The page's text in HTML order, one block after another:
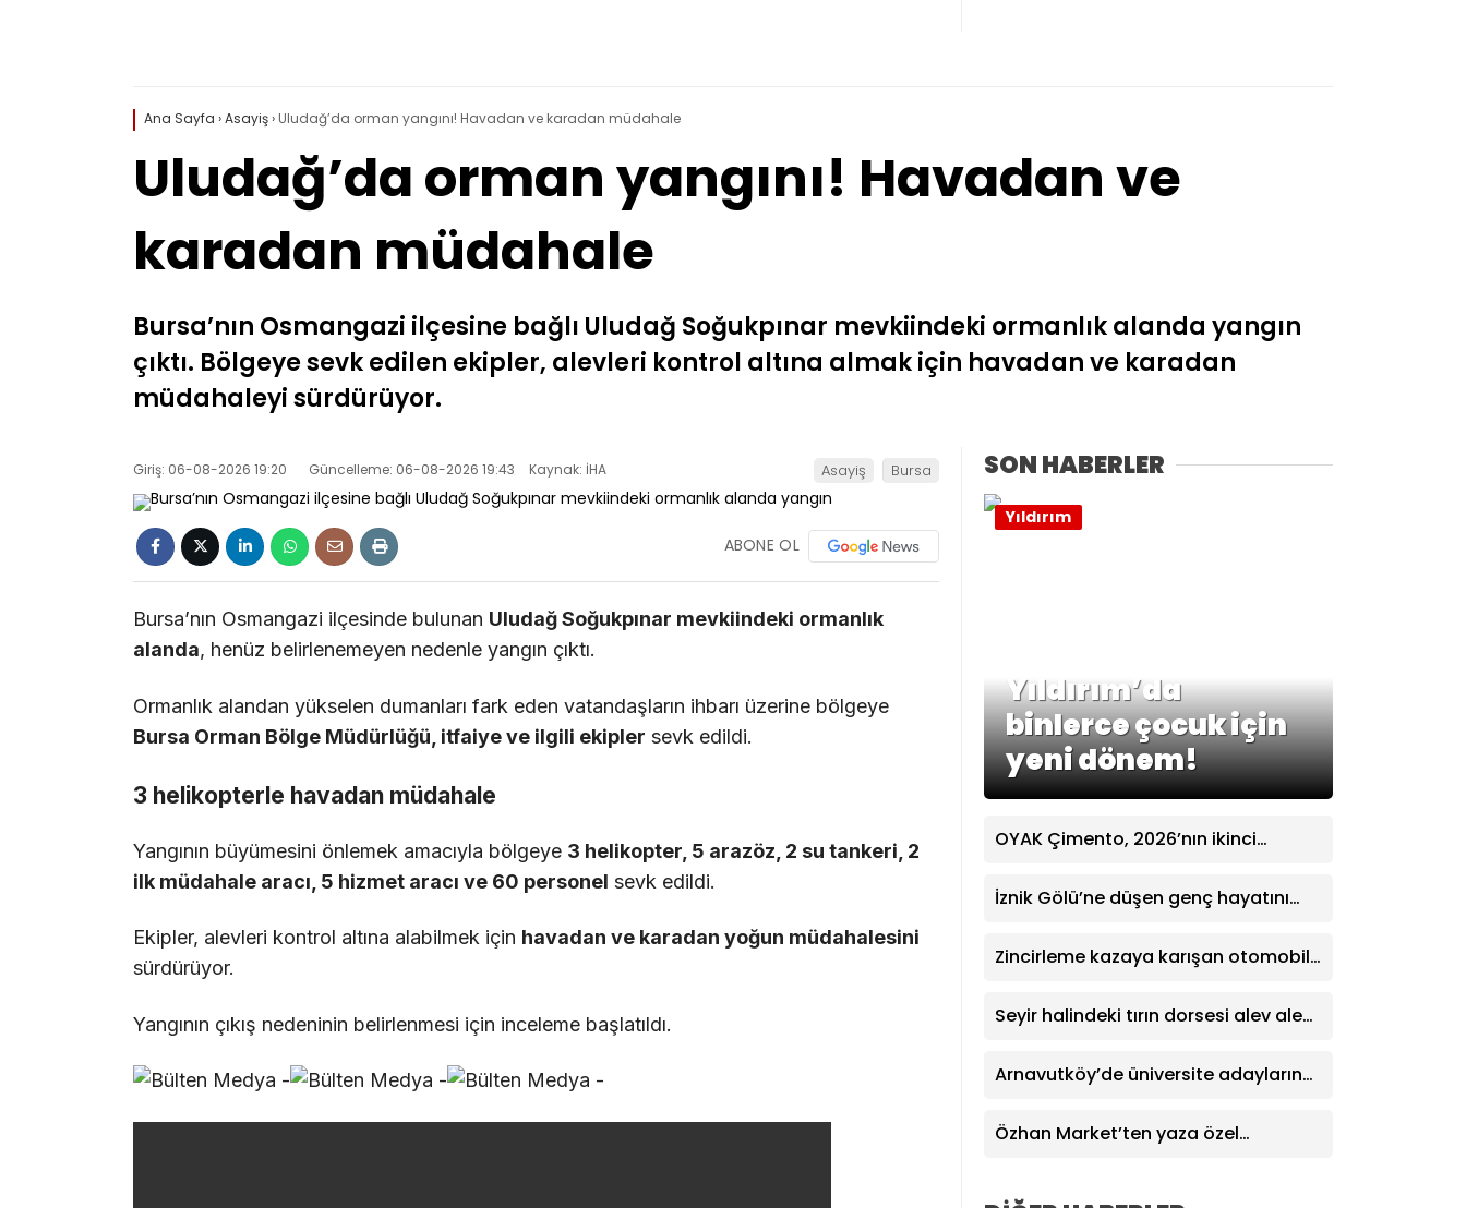
Ana Sayfa ›Asayiş› Uludağ’da orman yangını! Havadan ve karadan müdahale
Uludağ’da orman yangını! Havadan ve
karadan müdahale
Bursa’nın Osmangazi ilçesine bağlı Uludağ Soğukpınar mevkiindeki ormanlık alanda yangın
çıktı. Bölgeye sevk edilen ekipler, alevleri kontrol altına almak için havadan ve karadan
müdahaleyi sürdürüyor.
Giriş: 06-08-2026 19:20 Güncelleme: 06-08-2026 19:43 Kaynak: İHA Asayiş Bursa
ABONE OL
Bursa’nın Osmangazi ilçesinde bulunan Uludağ Soğukpınar mevkiindeki ormanlık
alanda, henüz belirlenemeyen nedenle yangın çıktı.
Ormanlık alandan yükselen dumanları fark eden vatandaşların ihbarı üzerine bölgeye
Bursa Orman Bölge Müdürlüğü, itfaiye ve ilgili ekipler sevk edildi.
3 helikopterle havadan müdahale
Yangının büyümesini önlemek amacıyla bölgeye 3 helikopter, 5 arazöz, 2 su tankeri, 2
ilk müdahale aracı, 5 hizmet aracı ve 60 personel sevk edildi.
Ekipler, alevleri kontrol altına alabilmek için havadan ve karadan yoğun müdahalesini
sürdürüyor.
Yangının çıkış nedeninin belirlenmesi için inceleme başlatıldı.
SON HABERLER
Yıldırım’da
binlerce çocuk için
yeni dönem!
Yıldırım
OYAK Çimento, 2026’nın ikinci
sürdürdü
İznik Gölü’ne düşen genç hayatını
verildi
Zincirleme kazaya karışan otomobil
çıktı
Seyir halindeki tırın dorsesi alev alev
önledi
Arnavutköy’de üniversite adaylarına
Özhan Market’ten yaza özel